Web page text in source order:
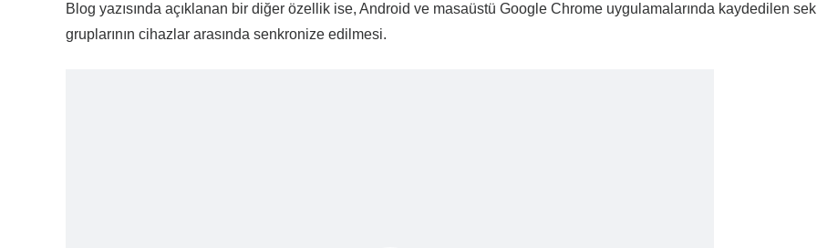
Blog yazısında açıklanan bir diğer özellik ise, Android ve masaüstü Google Chrome uygulamalarında kaydedilen
gruplarının cihazlar arasında senkronize edilmesi.